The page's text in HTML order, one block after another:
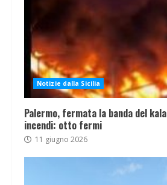
Notizie dalla Sicilia
Palermo, fermata la banda del
incendi: otto fermi
11 giugno 2026